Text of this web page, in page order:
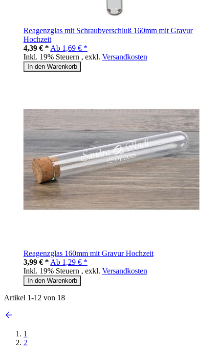
Reagenzglas mit Schraubverschluß 160mm mit Gravur
Hochzeit
4,39 € * Ab 1,69 € *
Inkl. 19% Steuern , exkl. Versandkosten
In den Warenkorb
Reagenzglas 160mm mit Gravur Hochzeit
3,99 € * Ab 1,29 € *
Inkl. 19% Steuern , exkl. Versandkosten
In den Warenkorb
Artikel 1-12 von 18
1
2